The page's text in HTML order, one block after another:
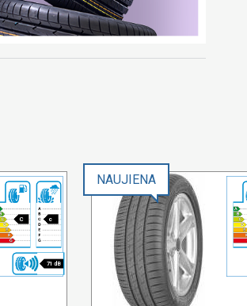
C c
71 dB
NAUJIENA